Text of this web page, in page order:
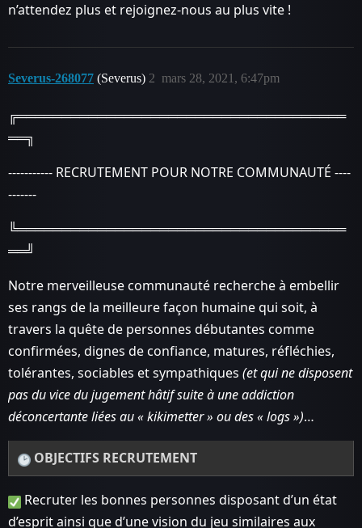
n’attendez plus et rejoignez-nous au plus vite !
Severus-268077 (Severus) mars 28, 2021, 6:47pm
2
╔═════════════════════════════════════
══╗
----------- RECRUTEMENT POUR NOTRE COMMUNAUTÉ ----
-------
╚═════════════════════════════════════
══╝
Notre merveilleuse communauté recherche à embellir
ses rangs de la meilleure façon humaine qui soit, à
travers la quête de personnes débutantes comme
confirmées, dignes de confiance, matures, réfléchies,
tolérantes, sociables et sympathiques (et qui ne disposent
pas du vice du jugement hâtif suite à une addiction
déconcertante liées au « kikimetter » ou des « logs »)…
OBJECTIFS RECRUTEMENT
Recruter les bonnes personnes disposant d’un état
d’esprit ainsi que d’une vision du jeu similaires aux